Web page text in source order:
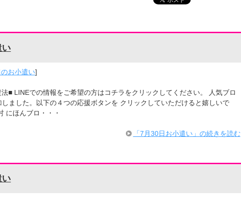
い
お小遣い]
■ LINEでの情報をご希望の方はコチラをクリックしてください。 人気ブロ
ました。以下の４つの応援ボタンを クリックしていただけると嬉しいで
にほんブロ・・・
「7月30日お小遣い」の続きを読む
い